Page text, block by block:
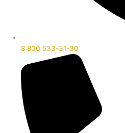
8 800 533-31-30